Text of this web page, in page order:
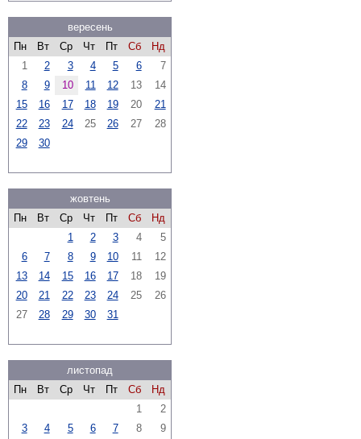
вересень
Пн
Вт Ср Чт Пт Сб
Нд
1
2 3 4 5 6
7
8
9 10 11 12 13
14
15
16 17 18 19 20
21
22
23 24 25 26 27
28
29
30
жовтень
Пн
Вт Ср Чт Пт Сб
Нд
1
2 3 4
5
6
7 8 9 10 11
12
13
14 15 16 17 18
19
20
21 22 23 24 25
26
27
28 29 30 31
листопад
Пн
Вт Ср Чт Пт Сб
Нд
1
2
3
4 5 6 7 8
9